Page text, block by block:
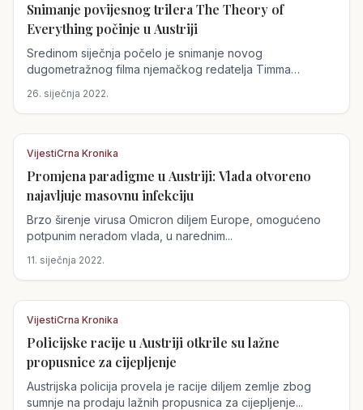
Austrija
Snimanje povijesnog trilera The Theory of
Everything počinje u Austriji
Sredinom siječnja počelo je snimanje novog
dugometražnog filma njemačkog redatelja Timma
26. siječnja 2022.
Austrija
VijestiCrna Kronika
Promjena paradigme u Austriji: Vlada otvoreno
najavljuje masovnu infekciju
Brzo širenje virusa Omicron diljem Europe, omogućeno
potpunim neradom vlada, u narednim...
11. siječnja 2022.
Austrija
VijestiCrna Kronika
Policijske racije u Austriji otkrile su lažne
propusnice za cijepljenje
Austrijska policija provela je racije diljem zemlje zbog
sumnje na prodaju lažnih propusnica za cijepljenje...